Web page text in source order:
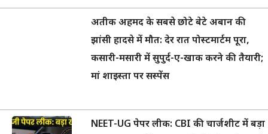
अतीक अहमद के सबसे छोटे बेटे अबान की
झांसी हादसे में मौत: देर रात पोस्टमार्टम पूरा,
कसारी-मसारी में सुपुर्द-ए-खाक करने की तैयारी;
मां शाइस्ता पर सस्पेंस
NEET-UG पेपर लीक: CBI की चार्जशीट में बड़ा